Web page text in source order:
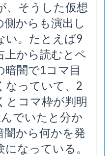
、そうした仮想
からも演出し
い。たとえば9
上から読むとペ
暗闇で1コマ目
なっていて、2
とコマ枠が判明
でいたと分か
闇から何かを発
なっている。